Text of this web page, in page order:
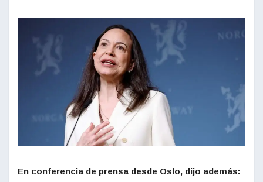
En conferencia de prensa desde Oslo, dijo además: